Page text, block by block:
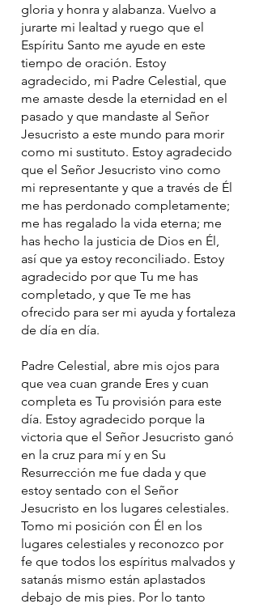
gloria y honra y alabanza. Vuelvo a
jurarte mi lealtad y ruego que el
Espíritu Santo me ayude en este
tiempo de oración. Estoy
agradecido, mi Padre Celestial, que
me amaste desde la eternidad en el
pasado y que mandaste al Señor
Jesucristo a este mundo para morir
como mi sustituto. Estoy agradecido
que el Señor Jesucristo vino como
mi representante y que a través de Él
me has perdonado completamente;
me has regalado la vida eterna; me
has hecho la justicia de Dios en Él,
así que ya estoy reconciliado. Estoy
agradecido por que Tu me has
completado, y que Te me has
ofrecido para ser mi ayuda y fortaleza
de día en día.
Padre Celestial, abre mis ojos para
que vea cuan grande Eres y cuan
completa es Tu provisión para este
día. Estoy agradecido porque la
victoria que el Señor Jesucristo ganó
en la cruz para mí y en Su
Resurrección me fue dada y que
estoy sentado con el Señor
Jesucristo en los lugares celestiales.
Tomo mi posición con Él en los
lugares celestiales y reconozco por
fe que todos los espíritus malvados y
satanás mismo están aplastados
debajo de mis pies. Por lo tanto